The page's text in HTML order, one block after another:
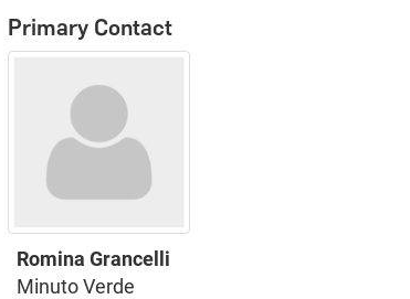
Primary Contact
Romina Grancelli
Minuto Verde